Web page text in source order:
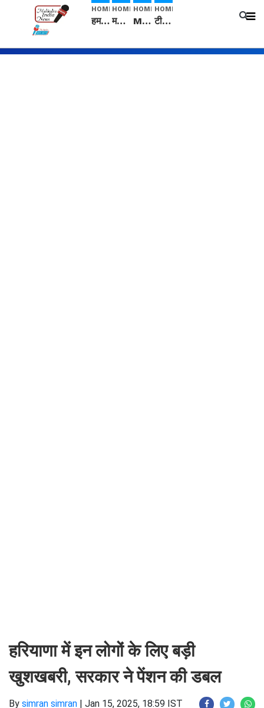
HOME
हम सनातनी..." सांसद kangana Ranaut से क्या बोली लड़की? Viral Jantar-Mantar | CJP protest
HOME
मनीषा हत्याकांड: हत्या, आत्महत्या या कोई बड़ा राज? | Full Story | Josh Haryana
HOME
Mangalsutra: हिंदू धर्म में शादी के बाद मंगलसूत्र क्यों पहनती है महिलाएं, किसने शुरु की ये परंपरा
HOME
टीम बीकेई ने एग्रीकल्चर ग्रेड की यूरिया खाद गट्टों में बदलकर टेक्निकल ग्रेड में बेचने वालों पर करवाई कार्रवाई: लखविंदर सिंह औलख
हरियाणा में इन लोगों के लिए बड़ी
खुशखबरी, सरकार ने पेंशन की डबल
By simran simran | Jan 15, 2025, 18:59 IST